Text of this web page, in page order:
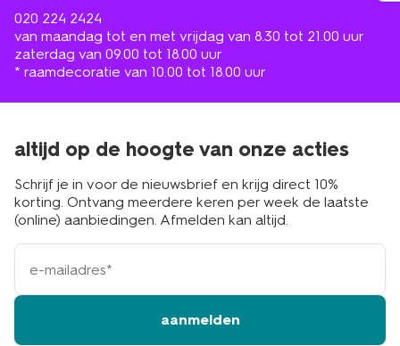
020 224 2424
van maandag tot en met vrijdag van 8.30 tot 21.00 uur
zaterdag van 09.00 tot 18.00 uur
* raamdecoratie van 10.00 tot 18.00 uur
altijd op de hoogte van onze acties
Schrijf je in voor de nieuwsbrief en krijg direct 10%
korting. Ontvang meerdere keren per week de laatste
(online) aanbiedingen. Afmelden kan altijd.
e-
mailadres
aanmelden